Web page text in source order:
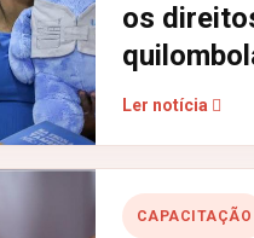
os
Ler notícia
CAPACITAÇÃO